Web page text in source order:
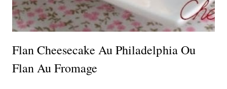
Flan Cheesecake Au Philadelphia Ou
Flan Au Fromage